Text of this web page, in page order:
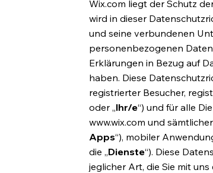
Wix.com liegt der Schutz
wird in dieser
und seine verbundenen
personenbezogenen
Erklärungen in Bezug auf
haben. Diese
registrierter Besucher,
oder „Ihr/e“) und für alle
www.wix.com und sämtlicher
Apps“), mobiler
die „Dienste“). Diese
jeglicher Art, die Sie mit